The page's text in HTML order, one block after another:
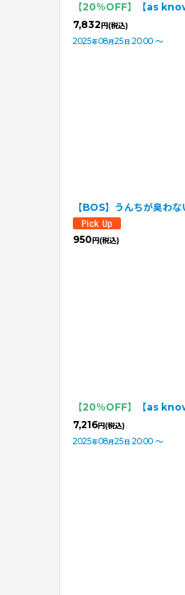
【20％OFF】
【as
7,832円(税込)
2025年08月25 日 20:00 ～
【BOS】うんちが臭わ
950円(税込)
【20％OFF】
【as
7,216円(税込)
2025年08月25 日 20:00 ～